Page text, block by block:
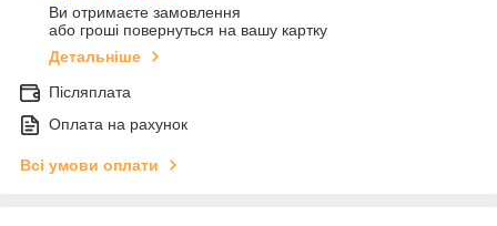
Ви отримаєте замовлення
або гроші повернуться на вашу картку
Детальніше
Післяплата
Оплата на рахунок
Всі умови оплати